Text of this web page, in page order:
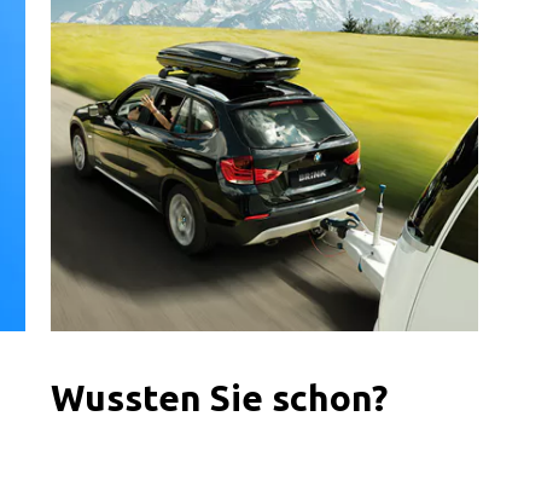
Wussten Sie schon?